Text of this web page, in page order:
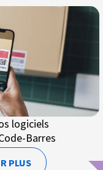
logiciels
Barres
PLUS